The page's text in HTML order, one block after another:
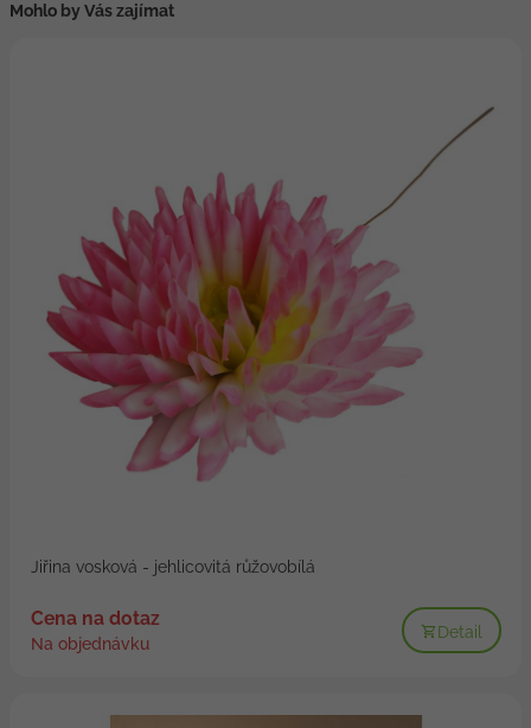
Mohlo by Vás zajímat
Jiřina vosková - jehlicovitá růžovobílá
Cena na dotaz
Na objednávku
Detail